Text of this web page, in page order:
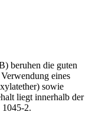
beruhen die guten
eines
sowie
liegt innerhalb der
2.